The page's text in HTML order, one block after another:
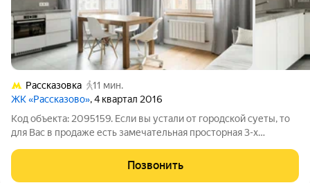
Рассказовка
11 мин.
ЖК «Рассказово», 4 квартал 2016
Код объекта: 2095159. Если вы устали от городской суеты, то
для Вас в продаже есть замечательная просторная 3-х
грамотно разметить: прихожую с зонами хранения, уютную
кухню-гостиную, две детские
Позвонить